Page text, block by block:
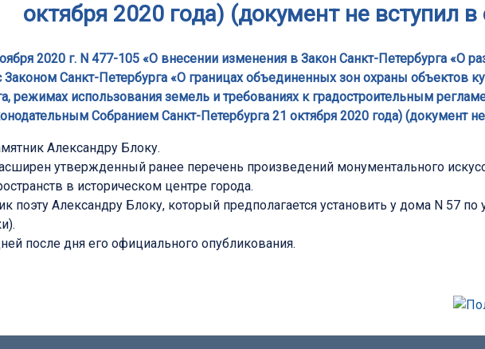
октября 2020 года) (документ не вступил в
2020 г. N 477-105 «О внесении изменения в Закон Санкт-Петербурга «О
Законом Санкт-Петербурга «О границах объединенных зон охраны объектов
режимах использования земель и требованиях к градостроительным
Собранием Санкт-Петербурга 21 октября 2020 года) (документ
Александру Блоку.
утвержденный ранее перечень произведений монументального
в историческом центре города.
поэту Александру Блоку, который предполагается установить у дома N 57
после дня его официального опубликования.